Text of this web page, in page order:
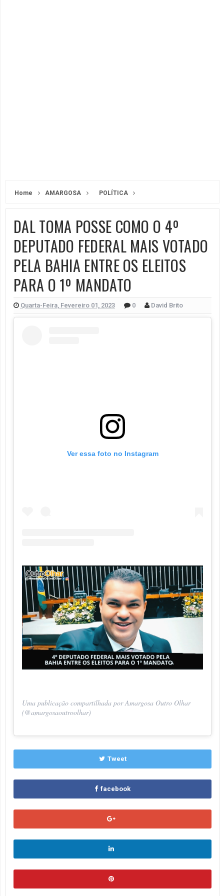
Home AMARGOSA POLÍTICA
DAL TOMA POSSE COMO O 4º
DEPUTADO FEDERAL MAIS VOTADO
PELA BAHIA ENTRE OS ELEITOS
PARA O 1º MANDATO
Quarta-Feira, Fevereiro 01, 2023 0 David Brito
Ver essa foto no Instagram
Uma publicação compartilhada por Amargosa Outro Olhar
(@amargosaoutroolhar)
Tweet
facebook